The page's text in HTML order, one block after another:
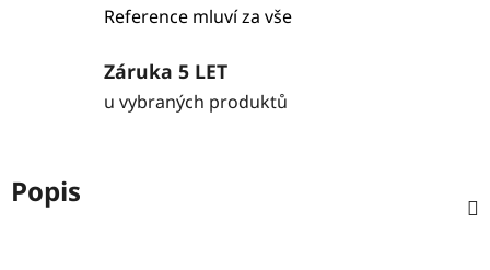
Reference mluví za vše
Záruka 5 LET
u vybraných produktů
Popis